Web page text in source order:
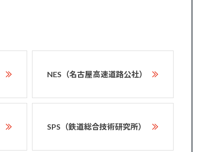
NES（名古屋高速道路公社）
SPS（鉄道総合技術研究所）